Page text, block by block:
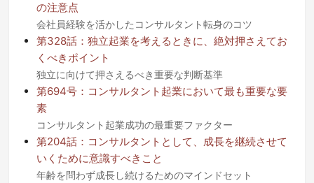
の注意点
会社員経験を活かしたコンサルタント転身のコツ
第328話：独立起業を考えるときに、絶対押さえてお
くべきポイント
独立に向けて押さえるべき重要な判断基準
第694号：コンサルタント起業において最も重要な要
素
コンサルタント起業成功の最重要ファクター
第204話：コンサルタントとして、成長を継続させて
いくために意識すべきこと
年齢を問わず成長し続けるためのマインドセット